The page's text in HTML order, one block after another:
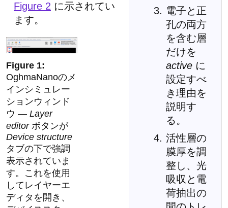
電子と正
孔の両方
を含む層
だけを
active に
設定すべ
き理由を
説明す
る。
活性層の
膜厚を調
整し、光
吸収と電
荷抽出の
Figure 2 に示されてい
ます。
OghmaNanoのメ
インシミュレー
ションウィンド
ウ — Layer
editorボタンが
Device structure
タブの下で強調
表示されていま
す。これを使用
してレイヤーエ
ディタを開き、